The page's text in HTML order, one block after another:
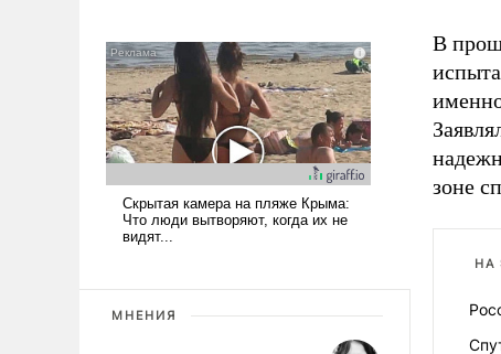
МНЕНИЯ
В
зоне
НА